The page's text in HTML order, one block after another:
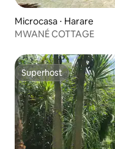
Microcasa ⋅ Harare
MWANÉ COTTAGE
Superhost
Superhost